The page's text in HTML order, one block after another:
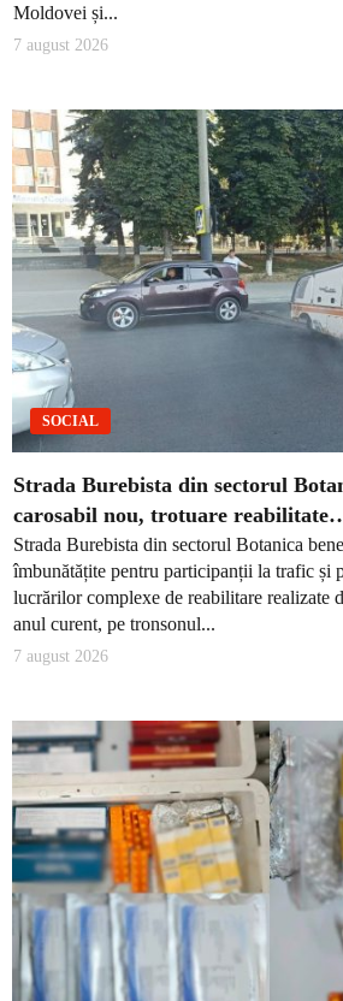
Moldovei și...
7 august 2026
SOCIAL
Strada Burebista din sectorul
carosabil nou, trotuare
Strada Burebista din sectorul Botanica
îmbunătățite pentru participanții la trafic și
lucrărilor complexe de reabilitare realizate
anul curent, pe tronsonul...
7 august 2026